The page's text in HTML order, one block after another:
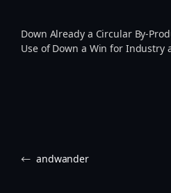
Down Already a Circular By-
Use of Down a Win for Industry
← andwander